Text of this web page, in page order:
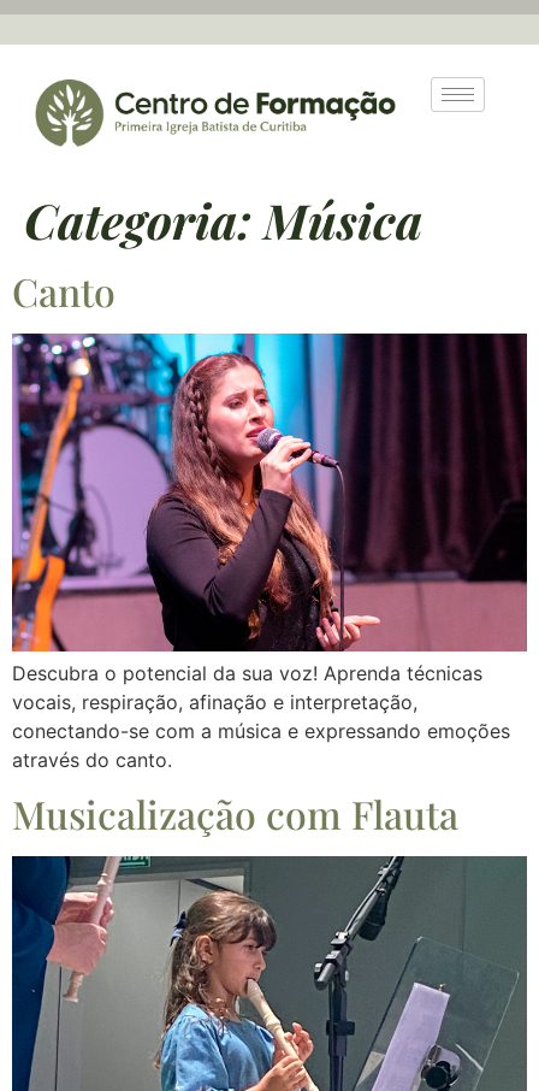
Categoria: Música
Canto
Descubra o potencial da sua voz! Aprenda técnicas
vocais, respiração, afinação e interpretação,
conectando-se com a música e expressando emoções
através do canto.
Musicalização com Flauta